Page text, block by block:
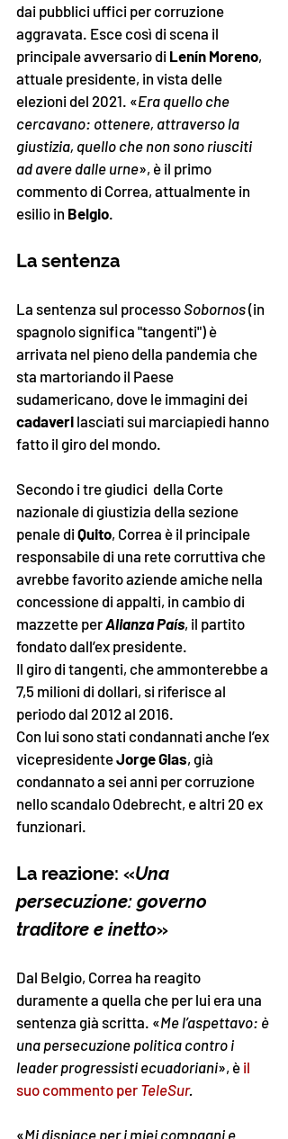
dai pubblici uffici per corruzione
aggravata. Esce così di scena il
principale avversario di Lenín Moreno,
attuale presidente, in vista delle
elezioni del 2021. «Era quello che
cercavano: ottenere, attraverso la
giustizia, quello che non sono riusciti
ad avere dalle urne», è il primo
commento di Correa, attualmente in
esilio in Belgio.
La sentenza
La sentenza sul processo Sobornos (in
spagnolo significa "tangenti") è
arrivata nel pieno della pandemia che
sta martoriando il Paese
sudamericano, dove le immagini dei
cadaveri lasciati sui marciapiedi hanno
fatto il giro del mondo.
Secondo i tre giudici della Corte
nazionale di giustizia della sezione
penale di Quito, Correa è il principale
responsabile di una rete corruttiva che
avrebbe favorito aziende amiche nella
concessione di appalti, in cambio di
mazzette per Alianza País, il partito
fondato dall’ex presidente.
Il giro di tangenti, che ammonterebbe a
7,5 milioni di dollari, si riferisce al
periodo dal 2012 al 2016.
Con lui sono stati condannati anche l’ex
vicepresidente Jorge Glas, già
condannato a sei anni per corruzione
nello scandalo Odebrecht, e altri 20 ex
funzionari.
La reazione: «Una
persecuzione: governo
traditore e inetto»
Dal Belgio, Correa ha reagito
duramente a quella che per lui era una
sentenza già scritta. «Me l’aspettavo: è
una persecuzione politica contro i
leader progressisti ecuadoriani», è il
suo commento per TeleSur.
«Mi dispiace per i miei compagni e